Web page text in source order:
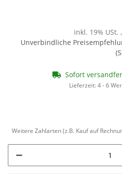
inkl. 19% USt.
Unverbindliche
Sofort
Lieferzeit:4 - 6
Weitere Zahlarten (z.B. Kauf auf